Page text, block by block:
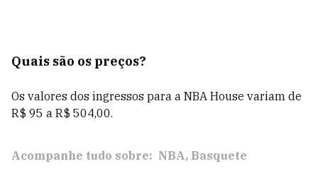
Quais são os preços?
Os valores dos ingressos para a NBA House variam de
R$ 95 a R$ 504,00.
Acompanhe tudo sobre: NBA Basquete